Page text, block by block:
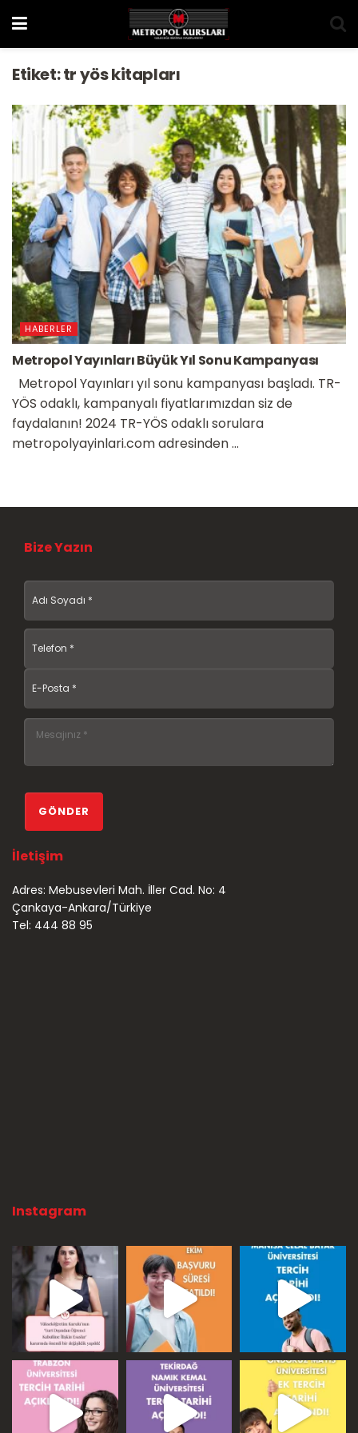
Etiket:tr yös kitapları
HABERLER
Metropol Yayınları Büyük Yıl Sonu Kampanyası
Metropol Yayınları yıl sonu kampanyası başladı. TR-
YÖS odaklı, kampanyalı fiyatlarımızdan siz de
faydalanın! 2024 TR-YÖS odaklı sorulara
metropolyayinlari.com adresinden ...
Bize Yazın
İletişim
Adres: Mebusevleri Mah. İller Cad. No: 4
Çankaya-Ankara/Türkiye
Tel: 444 88 95
Instagram